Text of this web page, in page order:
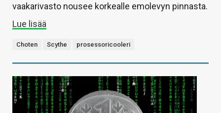
vaakarivasto nousee korkealle emolevyn pinnasta.
Lue lisää
Choten Scythe prosessoricooleri